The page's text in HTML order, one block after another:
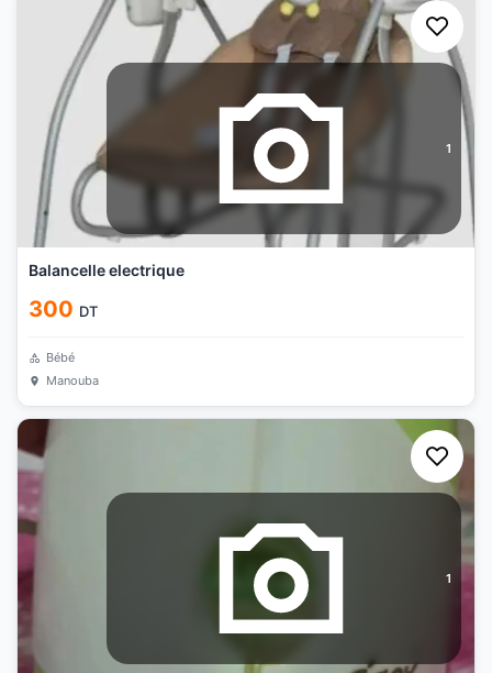
1
Balancelle electrique
300 DT
Bébé
Manouba
1